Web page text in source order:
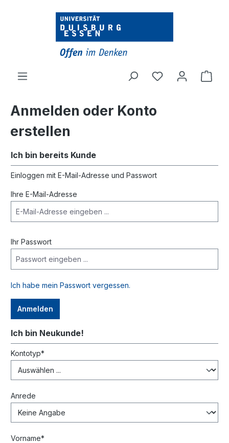
Anmelden oder Konto
erstellen
Ich bin bereits Kunde
Einloggen mit E-Mail-Adresse und Passwort
Ihre E-Mail-Adresse
Ihr Passwort
Ich habe mein Passwort vergessen.
Anmelden
Ich bin Neukunde!
Persönliche Informationen
Kontotyp*
Anrede
Vorname*